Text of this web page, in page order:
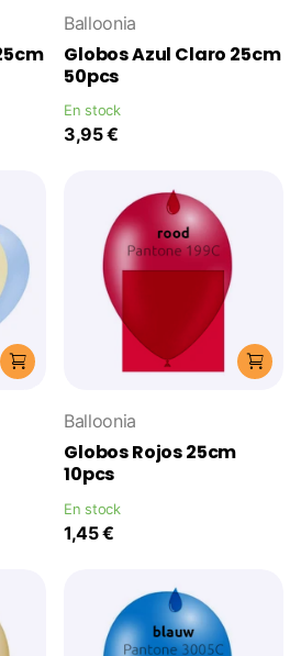
Balloonia
Globos Azul Claro 25cm
50pcs
En stock
3,95 €
Balloonia
Globos Rojos 25cm
10pcs
En stock
1,45 €